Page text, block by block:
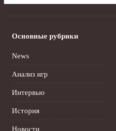
Основные рубрики
News
Анализ игр
Интервью
История
Новости